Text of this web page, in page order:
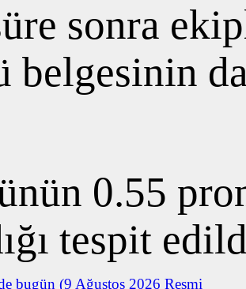
sonra
belgesinin
0.55
tespit